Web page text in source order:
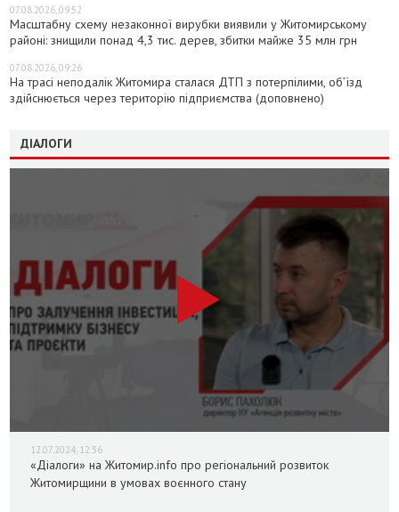
07.08.2026, 09:52
Масштабну схему незаконної вирубки виявили у Житомирському
районі: знищили понад 4,3 тис. дерев, збитки майже 35 млн грн
07.08.2026, 09:26
На трасі неподалік Житомира сталася ДТП з потерпілими, об’їзд
здійснюється через територію підприємства (доповнено)
ДІАЛОГИ
12.07.2024, 12:36
«Діалоги» на Житомир.info про регіональний розвиток
Житомирщини в умовах воєнного стану